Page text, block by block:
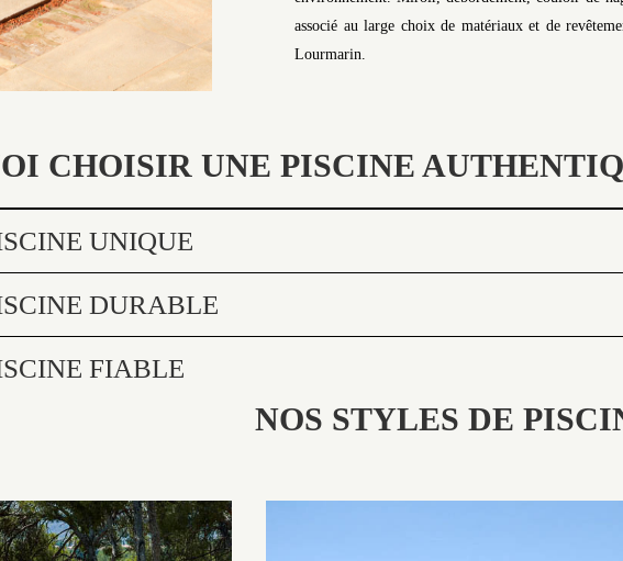
associé au large choix de matériaux et de
Lourmarin.
CHOISIR UNE PISCINE
UNIQUE
DURABLE
FIABLE
NOS STYLES DE